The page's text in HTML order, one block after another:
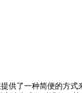
供了一种简便的方式